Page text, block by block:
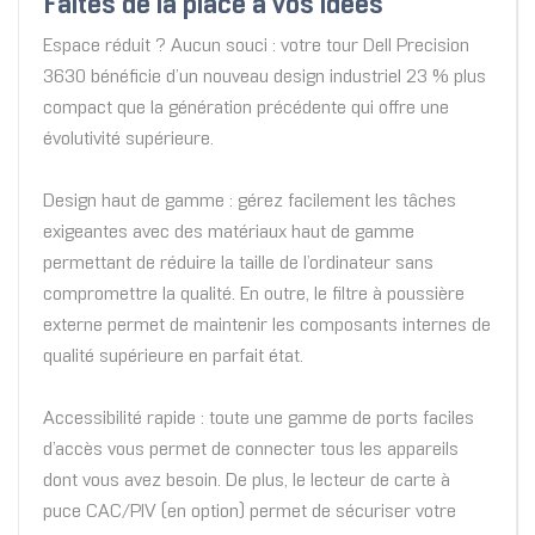
Faites de la place à vos idées
Espace réduit ? Aucun souci : votre tour Dell Precision
3630 bénéficie d’un nouveau design industriel 23 % plus
compact que la génération précédente qui offre une
évolutivité supérieure.
Design haut de gamme : gérez facilement les tâches
exigeantes avec des matériaux haut de gamme
permettant de réduire la taille de l’ordinateur sans
compromettre la qualité. En outre, le filtre à poussière
externe permet de maintenir les composants internes de
qualité supérieure en parfait état.
Accessibilité rapide : toute une gamme de ports faciles
d’accès vous permet de connecter tous les appareils
dont vous avez besoin. De plus, le lecteur de carte à
puce CAC/PIV (en option) permet de sécuriser votre